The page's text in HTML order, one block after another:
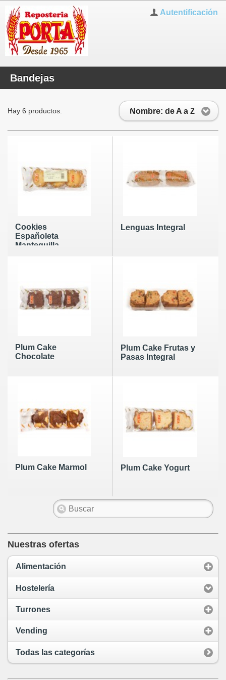
Autentificación
Bandejas
Nombre: de A a Z
Hay 6 productos.
Cookies
Españoleta
Mantequilla
Lenguas Integral
Plum Cake
Chocolate
Plum Cake Frutas y
Pasas Integral
Plum Cake Marmol Plum Cake Yogurt
Nuestras ofertas
Alimentación
Hostelería
Turrones
Vending
Todas las categorías